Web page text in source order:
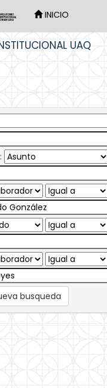
INICIO
UAQ
busqueda